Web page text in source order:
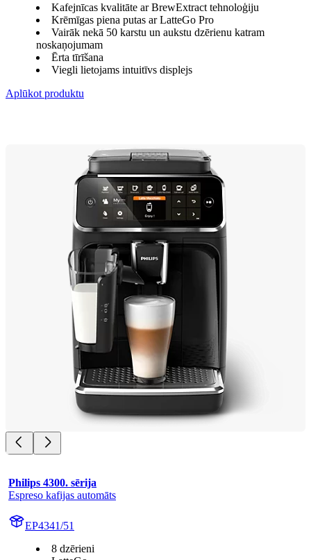
Kafejnīcas kvalitāte ar BrewExtract tehnoloģiju
Krēmīgas piena putas ar LatteGo Pro
Vairāk nekā 50 karstu un aukstu dzērienu katram
noskaņojumam
Ērta tīrīšana
Viegli lietojams intuitīvs displejs
Aplūkot produktu
Philips 4300. sērija
Espreso kafijas automāts
EP4341/51
8 dzērieni